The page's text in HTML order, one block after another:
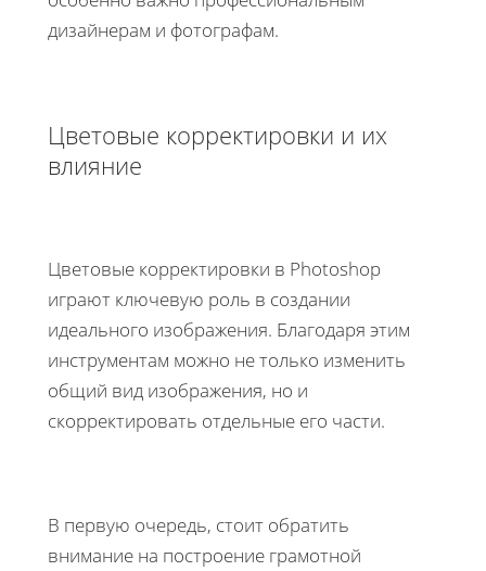
дизайнерам и фотографам.
Цветовые корректировки и их
влияние
Цветовые корректировки в Photoshop
играют ключевую роль в создании
идеального изображения. Благодаря этим
инструментам можно не только изменить
общий вид изображения, но и
скорректировать отдельные его части.
В первую очередь, стоит обратить
внимание на построение грамотной